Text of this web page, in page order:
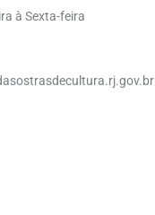
à Sexta-feira